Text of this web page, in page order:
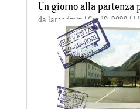
Un giorno alla partenza
da laraadmin | Gen 19, 2022 |